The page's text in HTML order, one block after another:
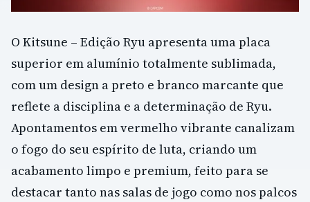
O Kitsune – Edição Ryu apresenta uma placa
superior em alumínio totalmente sublimada,
com um design a preto e branco marcante que
reflete a disciplina e a determinação de Ryu.
Apontamentos em vermelho vibrante canalizam
o fogo do seu espírito de luta, criando um
acabamento limpo e premium, feito para se
destacar tanto nas salas de jogo como nos palcos